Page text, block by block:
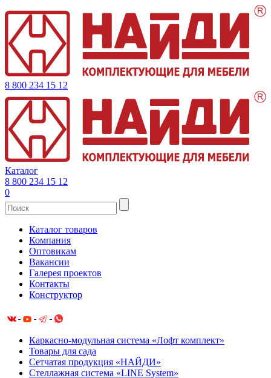
8 800 234 15 12
Каталог
8 800 234 15 12
0
Каталог товаров
Компания
Оптовикам
Вакансии
Галерея проектов
Контакты
Конструктор
Каркасно-модульная система «Лофт комплект»
Товары для сада
Сетчатая продукция «НАЙДИ»
Cтеллажная система «LINE System»